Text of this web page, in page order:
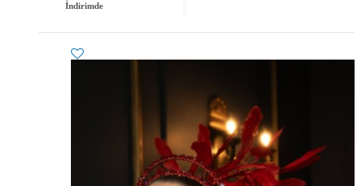
İndirimde